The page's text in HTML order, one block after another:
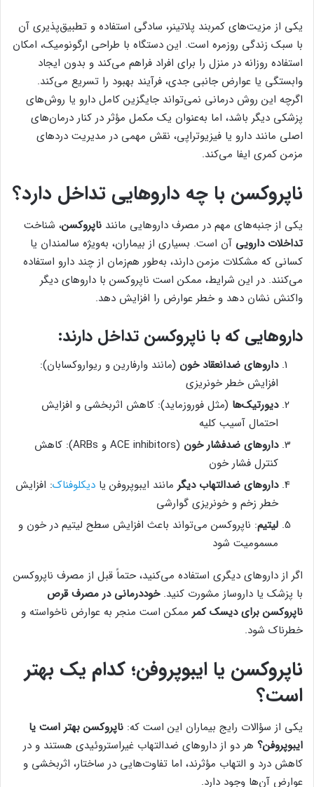
یکی از مزیت‌های کمربند پلاتینر، سادگی استفاده و تطبیق‌پذیری آن
با سبک زندگی روزمره است. این دستگاه با طراحی ارگونومیک، امکان
استفاده روزانه در منزل را برای افراد فراهم می‌کند و بدون ایجاد
وابستگی یا عوارض جانبی جدی، فرآیند بهبود را تسریع می‌کند.
اگرچه این روش درمانی نمی‌تواند جایگزین کامل دارو یا روش‌های
پزشکی دیگر باشد، اما به‌عنوان یک مکمل مؤثر در کنار درمان‌های
اصلی مانند دارو یا فیزیوتراپی، نقش مهمی در مدیریت دردهای
مزمن کمری ایفا می‌کند.
ناپروکسن با چه داروهایی تداخل دارد؟
یکی از جنبه‌های مهم در مصرف داروهایی مانند ناپروکسن، شناخت
تداخلات دارویی آن است. بسیاری از بیماران، به‌ویژه سالمندان یا
کسانی که مشکلات مزمن دارند، به‌طور هم‌زمان از چند دارو استفاده
می‌کنند. در این شرایط، ممکن است ناپروکسن با داروهای دیگر
واکنش نشان دهد و خطر عوارض را افزایش دهد.
داروهایی که با ناپروکسن تداخل دارند:
داروهای ضدانعقاد خون (مانند وارفارین و ریواروکسابان):
افزایش خطر خونریزی
دیورتیک‌ها (مثل فوروزماید): کاهش اثربخشی و افزایش
احتمال آسیب کلیه
داروهای ضدفشار خون
(ACE inhibitors و ARBs): کاهش
کنترل فشار خون
داروهای ضدالتهاب دیگر مانند ایبوپروفن یا دیکلوفناک: افزایش
خطر زخم و خونریزی گوارشی
لیتیم: ناپروکسن می‌تواند باعث افزایش سطح لیتیم در خون و
مسمومیت شود
اگر از داروهای دیگری استفاده می‌کنید، حتماً قبل از مصرف ناپروکسن
با پزشک یا داروساز مشورت کنید.خوددرمانی در مصرف قرص
ناپروکسن برای دیسک کمر ممکن است منجر به عوارض ناخواسته و
خطرناک شود.
ناپروکسن یا ایبوپروفن؛ کدام یک بهتر
است؟
یکی از سؤالات رایج بیماران این است که: ناپروکسن بهتر است یا
ایبوپروفن؟ هر دو از داروهای ضدالتهاب غیراستروئیدی هستند و در
کاهش درد و التهاب مؤثرند، اما تفاوت‌هایی در ساختار، اثربخشی و
عوارض آن‌ها وجود دارد.